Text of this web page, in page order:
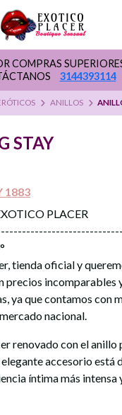
COMPRAS
3144393114
ANILLOS
STAY
1883
PLACER
tienda oficial y
precios incomparables
ya que contamos con
nacional.
renovado con el anillo
elegante accesorio está
íntima más intensa